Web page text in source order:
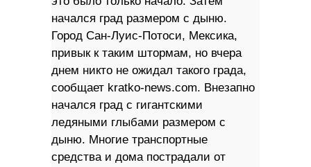
начался град размером с дыню.
Город Сан-Луис-Потоси, Мексика,
привык к таким штормам, но вчера
днем ​​никто не ожидал такого града,
сообщает kratko-news.com. Внезапно
начался град с гигантскими
ледяными глыбами размером с
дыню. Многие транспортные
средства и дома пострадали от